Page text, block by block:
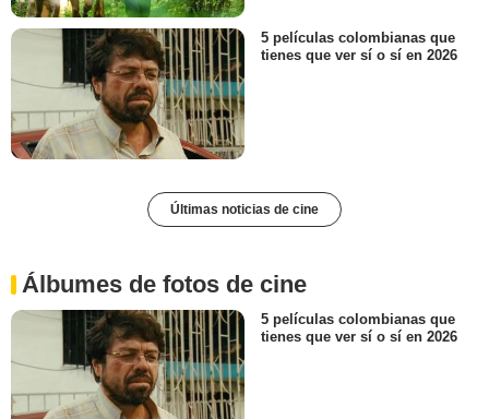
5 películas colombianas que
tienes que ver sí o sí en 2026
Últimas noticias de cine
Álbumes de fotos de cine
5 películas colombianas que
tienes que ver sí o sí en 2026